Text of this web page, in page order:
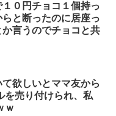
０円チョコ１個持っ
と断ったのに居座っ
言うのでチョコと共
欲しいとママ友から
を売り付けられ、私
ｗ